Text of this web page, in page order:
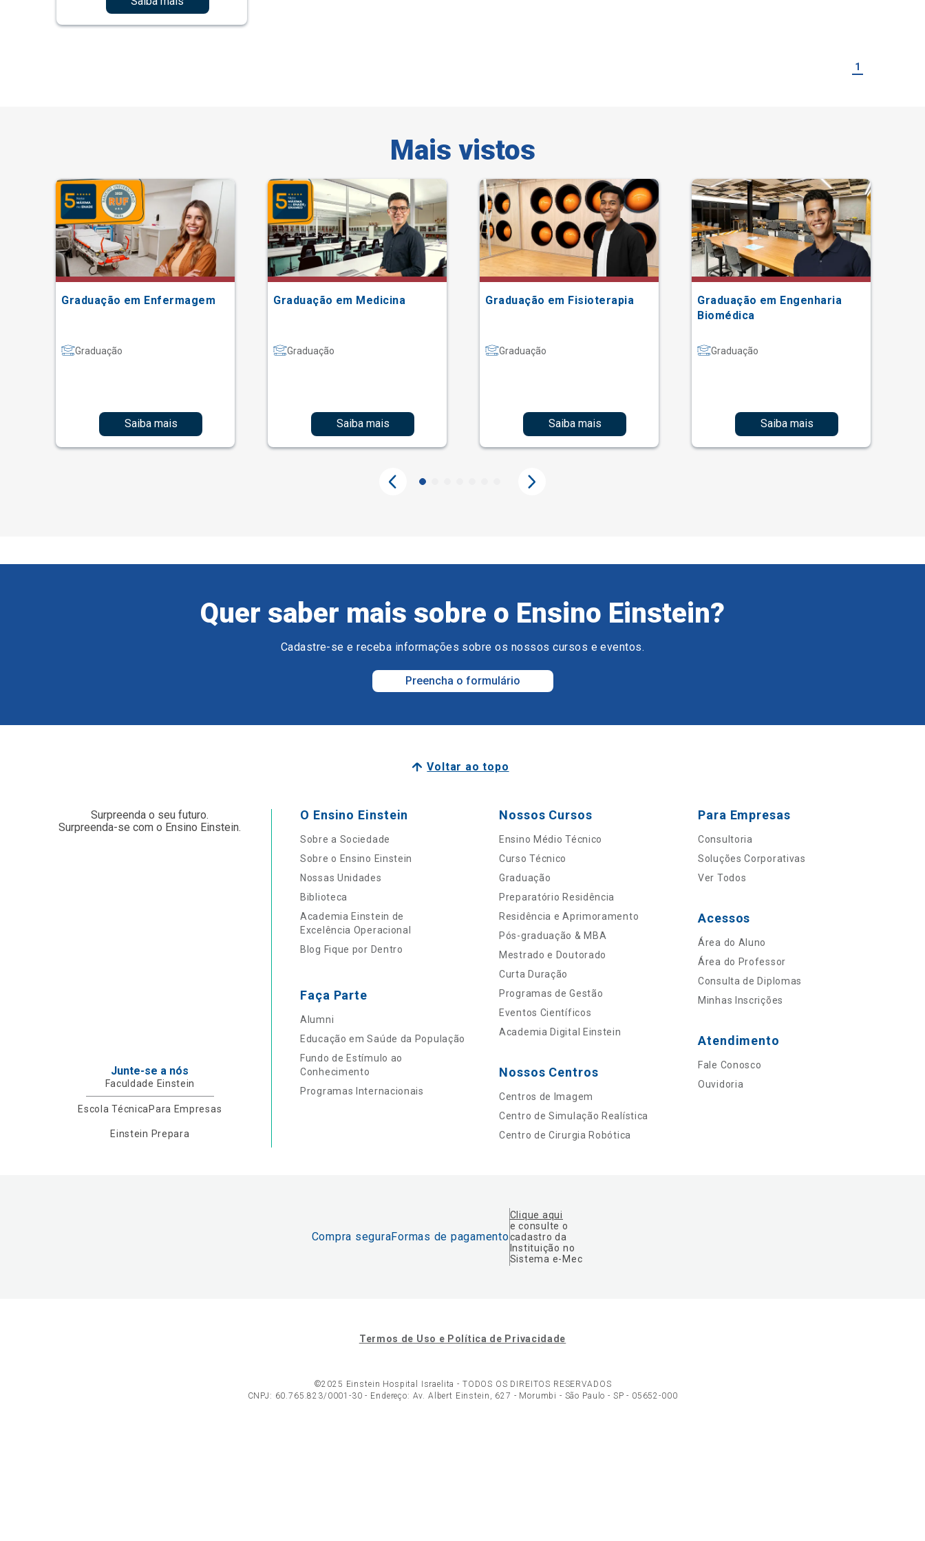
1
Mais vistos
Graduação em Enfermagem
Graduação
Saiba mais
Graduação em Medicina
Graduação
Saiba mais
Graduação em Fisioterapia
Graduação
Saiba mais
Graduação em Engenharia
Biomédica
Graduação
Saiba mais
Quer saber mais sobre o Ensino Einstein?
Cadastre-se e receba informações sobre os nossos cursos e eventos.
Preencha o formulário
Voltar ao topo
Surpreenda o seu futuro.
Surpreenda-se com o Ensino Einstein.
Junte-se a nós
Faculdade Einstein
Escola Técnica Para Empresas
Einstein Prepara
O Ensino Einstein
Sobre a Sociedade
Sobre o Ensino Einstein
Nossas Unidades
Biblioteca
Academia Einstein de
Excelência Operacional
Blog Fique por Dentro
Faça Parte
Alumni
Educação em Saúde da População
Fundo de Estímulo ao
Conhecimento
Programas Internacionais
Nossos Cursos
Ensino Médio Técnico
Curso Técnico
Graduação
Preparatório Residência
Residência e Aprimoramento
Pós-graduação & MBA
Mestrado e Doutorado
Curta Duração
Programas de Gestão
Eventos Científicos
Academia Digital Einstein
Nossos Centros
Centros de Imagem
Centro de Simulação Realística
Centro de Cirurgia Robótica
Para Empresas
Consultoria
Soluções Corporativas
Ver Todos
Acessos
Área do Aluno
Área do Professor
Consulta de Diplomas
Minhas Inscrições
Atendimento
Fale Conosco
Ouvidoria
Compra seguraFormas de pagamento
Clique aqui
e consulte o
cadastro da
Instituição no
Sistema e-Mec
Termos de Uso e Política de Privacidade
©2025 Einstein Hospital Israelita - TODOS OS DIREITOS RESERVADOS
CNPJ: 60.765.823/0001-30 - Endereço: Av. Albert Einstein, 627 - Morumbi - São Paulo - SP - 05652-000